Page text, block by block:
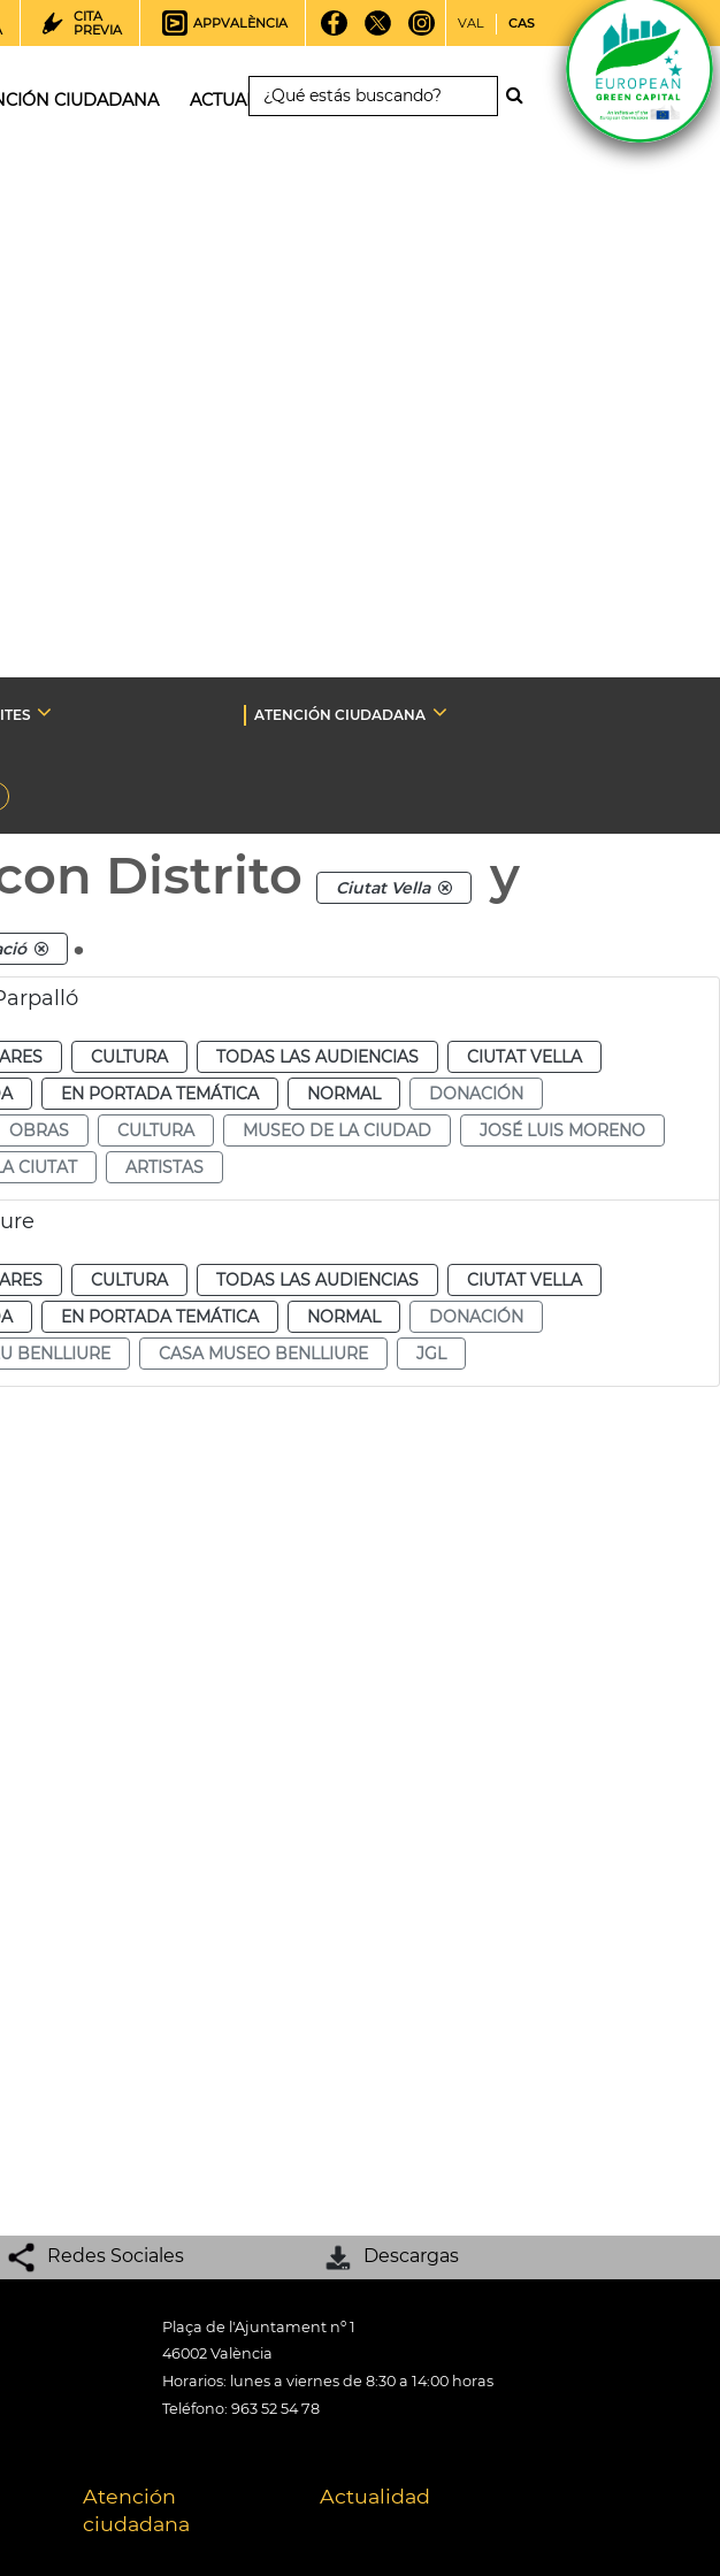
CITA
PREVIA
APPVALÈNCIA VAL CAS
CIUDADANA ACTUALIDAD
ATENCIÓN CIUDADANA
Distrito Ciutat Vella
y
.
CULTURA TODAS LAS AUDIENCIAS
CIUTAT VELLA
EN PORTADA TEMÁTICA NORMAL
DONACIÓN
OBRAS CULTURA MUSEO DE LA CIUDAD
JOSÉ LUIS MORENO
CIUTAT ARTISTAS
CULTURA TODAS LAS AUDIENCIAS
CIUTAT VELLA
EN PORTADA TEMÁTICA NORMAL
DONACIÓN
BENLLIURE CASA MUSEO BENLLIURE JGL
Redes Sociales Descargas
Plaça de l'Ajuntament nº 1
46002 València
Horarios: lunes a viernes de 8:30 a 14:00 horas
Teléfono: 963 52 54 78
Atención
ciudadana
Actualidad